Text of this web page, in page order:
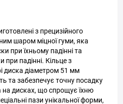
з прецизійного
шаром міцної гуми, яка
при їхньому падінні та
падінні. Кільце з
диска діаметром 51 мм
та забезпечує точну посадку
на дисках, що спрощує їхню
пази унікальної форми,